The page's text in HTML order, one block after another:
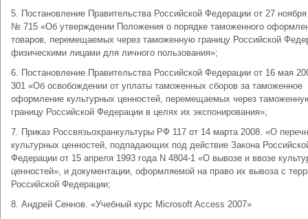
5. Постановление Правительства Российской Федерации от 27 ноября
№ 715 «Об утверждении Положения о порядке таможенного
товаров, перемещаемых через таможенную границу Российской
физическими лицами для личного пользования»;
6. Постановление Правительства Российской Федерации от 16 мая
301 «Об освобождении от уплаты таможенных сборов за таможенное
оформление культурных ценностей, перемещаемых через
границу Российской Федерации в целях их экспонирования»;
7. Приказ Россвязьохранкультуры РФ 117 от 14 марта 2008. «О
культурных ценностей, подпадающих под действие Закона
Федерации от 15 апреля 1993 года N 4804-1 «О вывозе и ввозе
ценностей», и документации, оформляемой на право их вывоза с
Российской Федерации;
8. Андрей Сеннов. «Учебный курс Microsoft Access 2007»